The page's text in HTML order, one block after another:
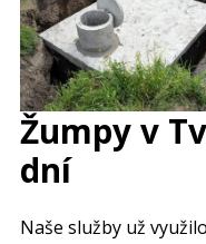
Žumpy v
dní
Naše služby už využilo